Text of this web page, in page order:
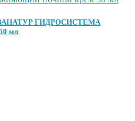
ГИДРОСИСТЕМА
мл